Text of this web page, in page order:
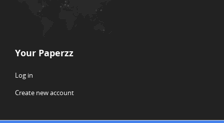
Your Paperzz
Log in
Create new account